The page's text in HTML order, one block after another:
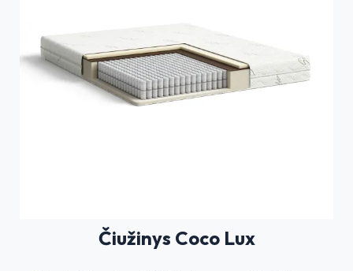
Čiužinys Coco Lux